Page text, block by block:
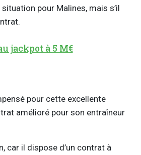
pour Malines, mais s’il
jackpot à 5 M€
pour cette excellente
amélioré pour son entraîneur
car il dispose d’un contrat à